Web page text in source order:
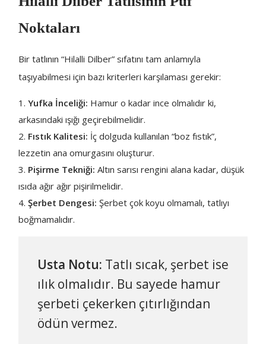
Noktaları
Bir tatlının “Hilalli Dilber” sıfatını tam anlamıyla
taşıyabilmesi için bazı kriterleri karşılaması gerekir:
Yufka İnceliği: Hamur o kadar ince olmalıdır ki,
arkasındaki ışığı geçirebilmelidir.
Fıstık Kalitesi: İç dolguda kullanılan “boz fıstık”,
lezzetin ana omurgasını oluşturur.
Pişirme Tekniği: Altın sarısı rengini alana kadar, düşük
ısıda ağır ağır pişirilmelidir.
Şerbet Dengesi: Şerbet çok koyu olmamalı, tatlıyı
boğmamalıdır.
Usta Notu: Tatlı sıcak, şerbet ise
ılık olmalıdır. Bu sayede hamur
şerbeti çekerken çıtırlığından
ödün vermez.